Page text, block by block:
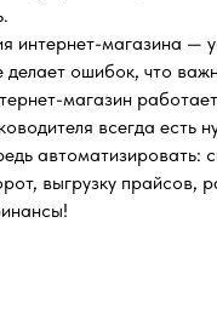
интернет-магазина —
делает ошибок, что
магазин
всегда есть
автоматизировать:
выгрузку прайсов,